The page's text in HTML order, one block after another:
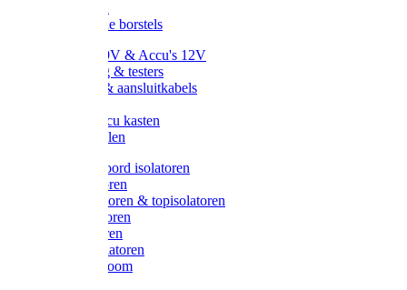
Hygienische borstels
Batterijen 9V & Accu's 12V
Beveiliging & testers
Kabelsets & aansluitkabels
Metalen accu kasten
Zonnepanelen
Draad & koord isolatoren
Ringisolatoren
Extra isolatoren & topisolatoren
Hoekisolatoren
Lintisolatoren
Afstandisolatoren
Isolatorenboom